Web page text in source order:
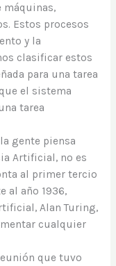
máquinas,
Estos procesos
y la
clasificar estos
para una tarea
el sistema
tarea
gente piensa
Artificial, no es
al primer tercio
al año 1936,
Alan Turing,
cualquier
que tuvo